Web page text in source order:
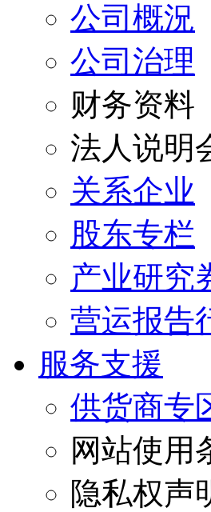
公司概況
公司治理
财务资料
法人说明
关系企业
股东专栏
产业研究
营运报告
服务支援
供货商专
网站使用
隐私权声